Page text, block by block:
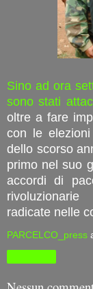
Sino ad ora
sono stati
oltre a fare
con le elezioni
dello scorso
primo nel suo
accordi di
radicate nelle
PARCELCO_press